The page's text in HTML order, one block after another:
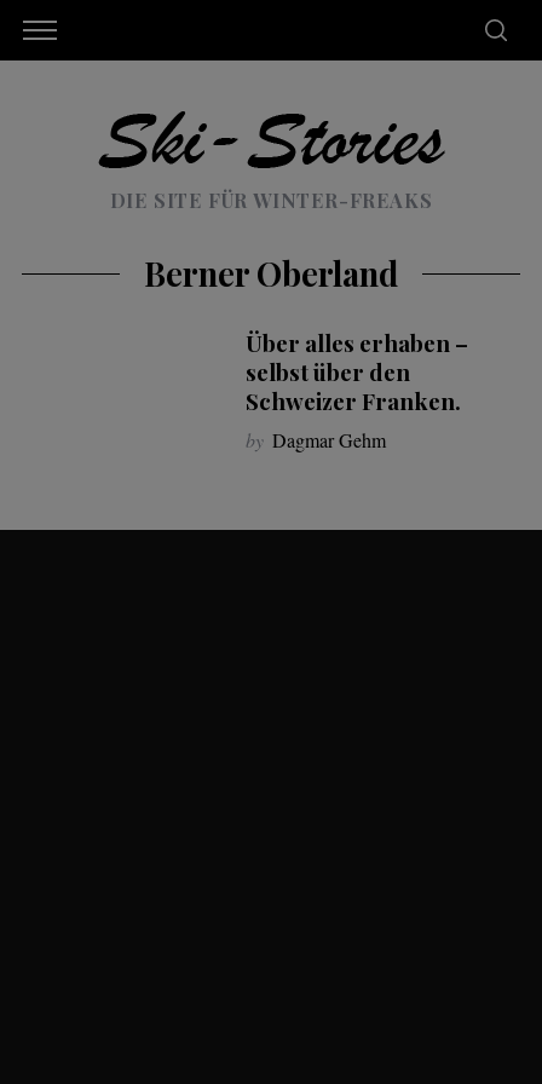
DIE SITE FÜR WINTER-FREAKS
Berner Oberland
Über alles erhaben –
selbst über den
Schweizer Franken.
by Dagmar Gehm